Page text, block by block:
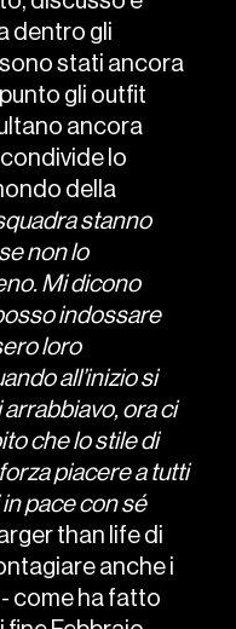
dentro gli
stati ancora
gli outfit
ancora
lo
della
stanno
non lo
Mi dicono
indossare
loro
all’inizio si
ora ci
che lo stile di
piacere a tutti
pace con sé
than life di
anche i
come ha fatto